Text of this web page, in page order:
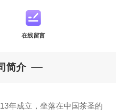
在线留言
简介
年成立，坐落在中国茶圣的